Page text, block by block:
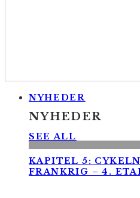
NYHEDER
NYHEDER
SEE ALL
KAPITEL 5:
FRANKRIG – 4.